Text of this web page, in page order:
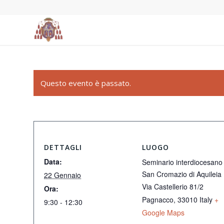
Questo evento è passato.
DETTAGLI
Data:
22 Gennaio
Ora:
9:30 - 12:30
LUOGO
Seminario interdiocesano
San Cromazio di Aquileia
Via Castellerio 81/2
Pagnacco, 33010 Italy +
Google Maps